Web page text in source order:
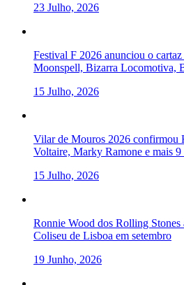
23 Julho, 2026
Festival F 2026 anunciou o
Moonspell, Bizarra Locomotiva,
15 Julho, 2026
Vilar de Mouros 2026 confirmou
Voltaire, Marky Ramone e mais 9
15 Julho, 2026
Ronnie Wood dos Rolling
Coliseu de Lisboa em setembro
19 Junho, 2026